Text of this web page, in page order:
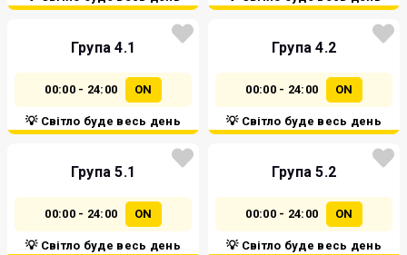
Група 4.1
00:00 - 24:00 ON
💡 Світло буде весь день
Група 4.2
00:00 - 24:00 ON
💡 Світло буде весь день
Група 5.1
00:00 - 24:00 ON
💡 Світло буде весь день
Група 5.2
00:00 - 24:00 ON
💡 Світло буде весь день